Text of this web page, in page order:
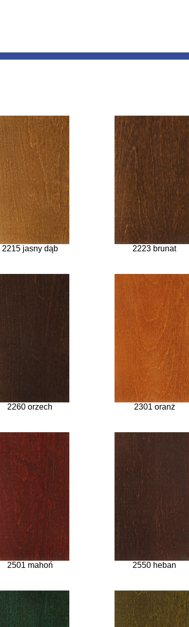
2215 jasny dąb 2223 brunat
2260 orzech 2301 oranż
2501 mahoń 2550 heban